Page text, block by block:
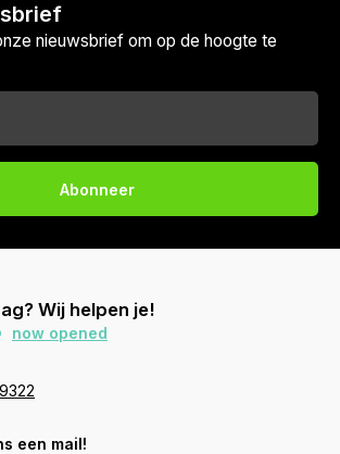
nieuwsbrief om op de hoogte te
Abonneer
Wij helpen je!
now opened
een mail!